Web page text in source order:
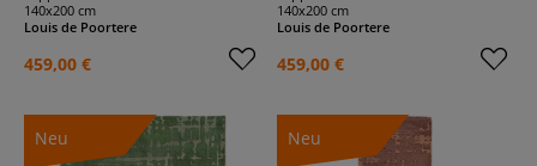
140x200 cm
Louis de Poortere
459,00 €
140x200 cm
Louis de Poortere
459,00 €
Neu Neu